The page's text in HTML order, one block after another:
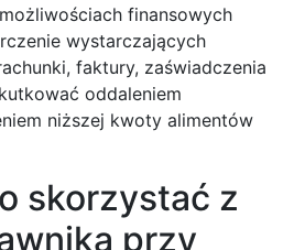
finansowych
wystarczających
faktury, zaświadczenia
oddaleniem
niższej kwoty alimentów
skorzystać z
przy